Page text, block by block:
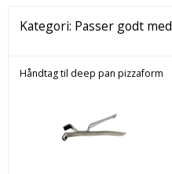
Kategori: Passer godt med
Håndtag til deep pan pizzaform